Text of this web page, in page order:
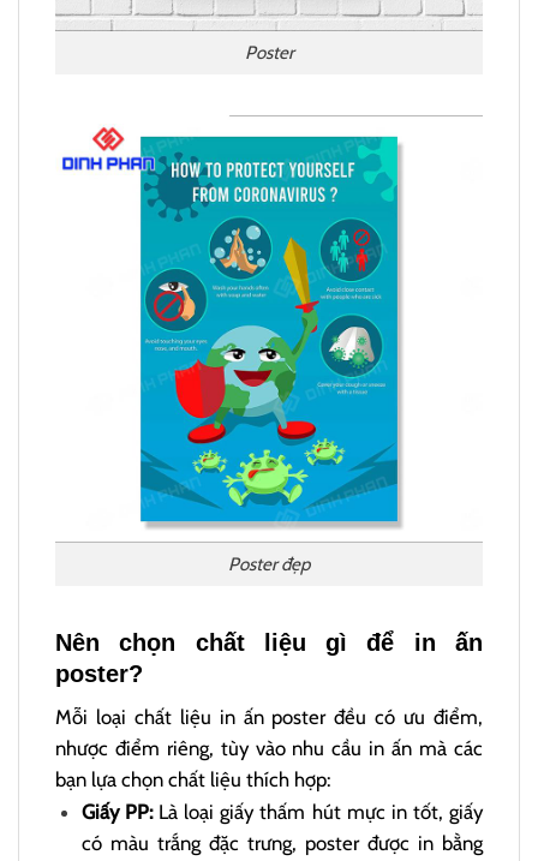
Poster
Poster đẹp
Nên chọn chất liệu gì để in ấn
poster?
Mỗi loại chất liệu in ấn poster đều có ưu điểm,
nhược điểm riêng, tùy vào nhu cầu in ấn mà các
bạn lựa chọn chất liệu thích hợp:
Giấy PP:Là loại giấy thấm hút mực in tốt, giấy
có màu trắng đặc trưng, poster được in bằng